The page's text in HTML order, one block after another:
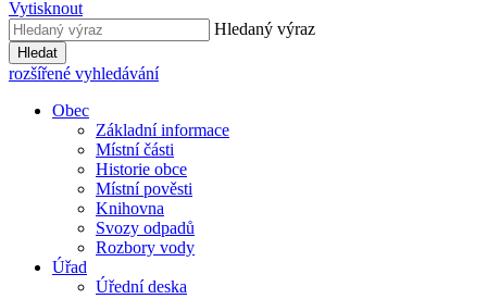
Vytisknout
Hledaný výraz
Hledat
rozšířené vyhledávání
Obec
Základní informace
Místní části
Historie obce
Místní pověsti
Knihovna
Svozy odpadů
Rozbory vody
Úřad
Úřední deska